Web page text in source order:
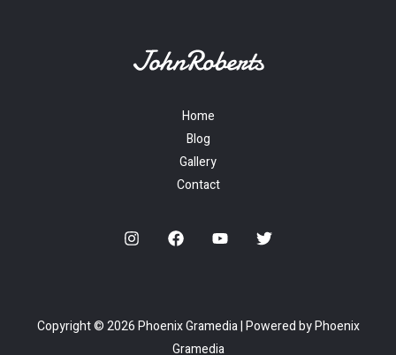
Home
Blog
Gallery
Contact
Copyright © 2026 Phoenix Gramedia | Powered by Phoenix
Gramedia